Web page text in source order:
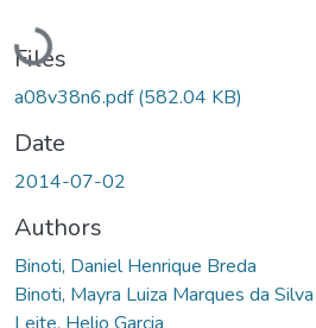
Loading...
Files
a08v38n6.pdf(582.04 KB)
Date
2014-07-02
Authors
Binoti, Daniel Henrique Breda
Binoti, Mayra Luiza Marques da Silva